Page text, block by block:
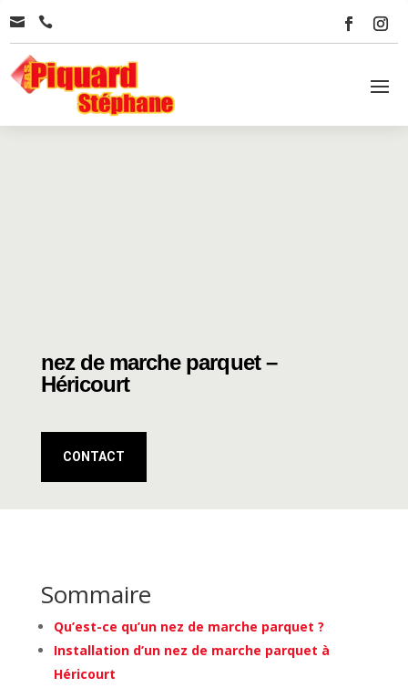
 
nez de marche parquet –
Héricourt
CONTACT
Sommaire
Qu’est-ce qu’un nez de marche parquet ?
Installation d’un nez de marche parquet à
Héricourt